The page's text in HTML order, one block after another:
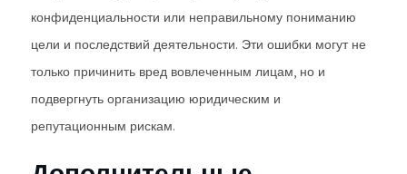
конфиденциальности или неправильному пониманию
цели и последствий деятельности. Эти ошибки могут не
только причинить вред вовлеченным лицам, но и
подвергнуть организацию юридическим и
репутационным рискам.